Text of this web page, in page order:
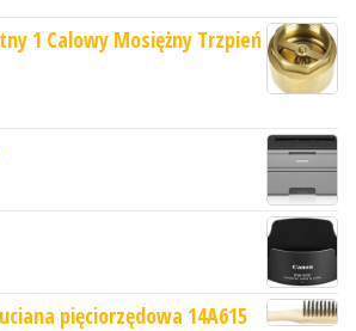
1 Calowy Mosiężny Trzpień
pięciorzędowa 14A615